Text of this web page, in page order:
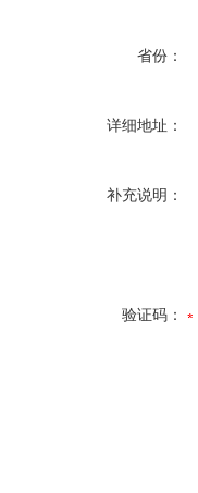
省份：
详细地址：
补充说明：
验证码：